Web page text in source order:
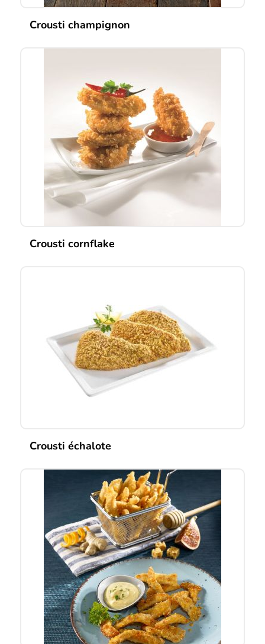
Crousti champignon
Crousti cornflake
Crousti échalote